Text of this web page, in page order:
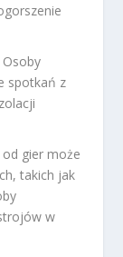
Osoby
spotkań z
od gier może
takich jak
w